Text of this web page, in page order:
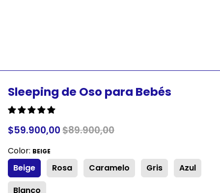
Sleeping de Oso para Bebés
$59.900,00$89.900,00
Color: BEIGE
Beige Rosa Caramelo Gris
Azul
Blanco